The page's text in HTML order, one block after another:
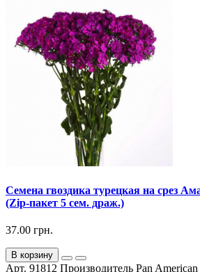
Семена гвоздика турецкая на срез
(Zip-пакет 5 сем. драж.)
37.00 грн.
В корзину
Арт. 91812 Производитель Pan